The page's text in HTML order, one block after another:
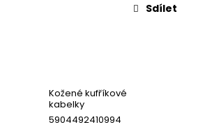
Sdílet
Kožené kufříkové
kabelky
5904492410994